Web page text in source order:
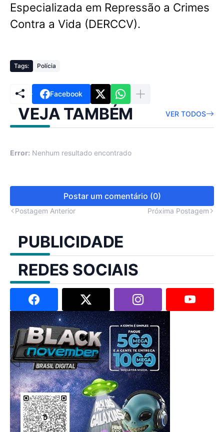
Especializada em Repressão a Crimes
Contra a Vida (DERCCV).
Tags: Polícia
Facebook
VEJA TAMBÉM VER TODOS
Error: Nenhum resultado encontrado
Postar um comentário (0)
Postagem Anterior Próxima Postagem
PUBLICIDADE
REDES SOCIAIS